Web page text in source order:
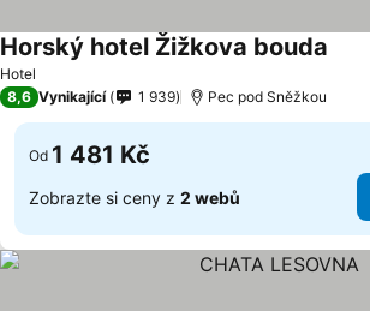
Hotel
Horský hotel Žižkova bouda
8,6 Vynikající 1 939 Pec pod Sněžkou
Od 1 481 Kč
Zobrazte si ceny z 2 webů